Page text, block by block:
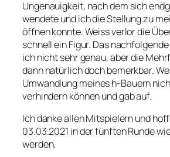
Ungenauigkeit, nach dem sich
wendete und ich die Stellung zu
öffnen konnte. Weiss verlor die
schnell ein Figur. Das
ich nicht sehr genau, aber die
dann natürlich doch bemerkbar.
Umwandlung meines h-Bauern
verhindern können und gab auf.
Ich danke allen Mitspielern und
03.03.2021 in der fünften Runde
werden.